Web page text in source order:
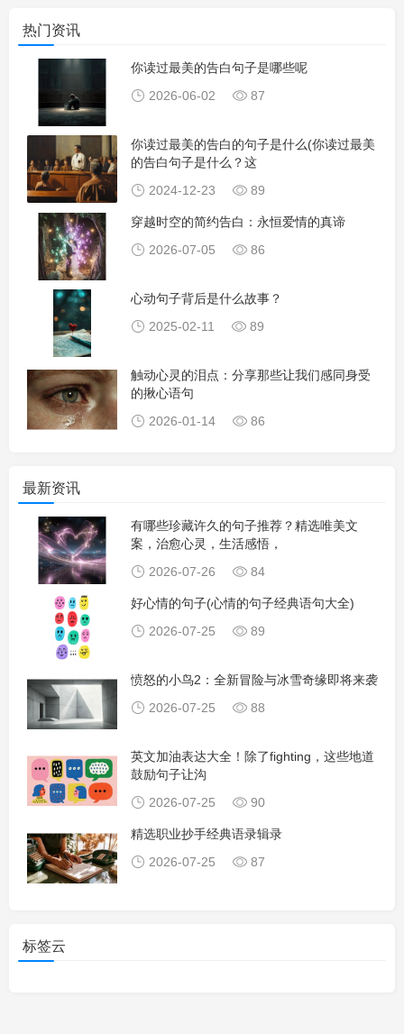
热门资讯
你读过最美的告白句子是哪些呢
2026-06-02
87
你读过最美的告白的句子是什么(你读过最美
的告白句子是什么？这
2024-12-23
89
穿越时空的简约告白：永恒爱情的真谛
2026-07-05
86
心动句子背后是什么故事？
2025-02-11
89
触动心灵的泪点：分享那些让我们感同身受
的揪心语句
2026-01-14
86
最新资讯
有哪些珍藏许久的句子推荐？精选唯美文
案，治愈心灵，生活感悟，
2026-07-26
84
好心情的句子(心情的句子经典语句大全)
2026-07-25
89
愤怒的小鸟2：全新冒险与冰雪奇缘即将来袭
2026-07-25
88
英文加油表达大全！除了fighting，这些地道
鼓励句子让沟
2026-07-25
90
精选职业抄手经典语录辑录
2026-07-25
87
标签云